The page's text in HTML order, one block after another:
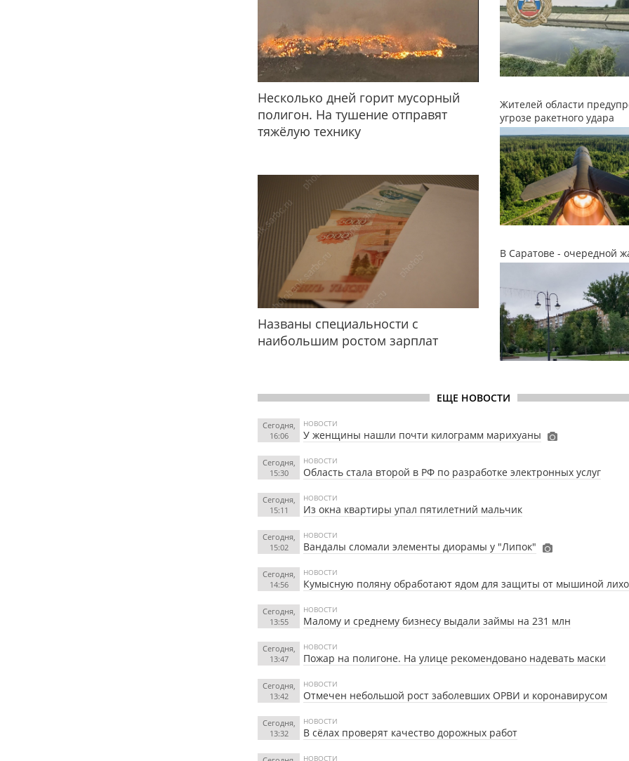
Несколько дней горит мусорный
полигон. На тушение отправят
тяжёлую технику
Названы специальности с
наибольшим ростом зарплат
Жителей области
угрозе ракетного удара
В Саратове - очередной
ЕЩЕ НОВОСТИ
Сегодня,
16:06
НОВОСТИ
У женщины нашли почти килограмм марихуаны
Сегодня,
15:30
НОВОСТИ
Область стала второй в РФ по разработке электронных услуг
Сегодня,
15:11
НОВОСТИ
Из окна квартиры упал пятилетний мальчик
Сегодня,
15:02
НОВОСТИ
Вандалы сломали элементы диорамы у "Липок"
Сегодня,
14:56
НОВОСТИ
Кумысную поляну обработают ядом для защиты от мышиной
Сегодня,
13:55
НОВОСТИ
Малому и среднему бизнесу выдали займы на 231 млн
Сегодня,
13:47
НОВОСТИ
Пожар на полигоне. На улице рекомендовано надевать маски
Сегодня,
13:42
НОВОСТИ
Отмечен небольшой рост заболевших ОРВИ и коронавирусом
Сегодня,
13:32
НОВОСТИ
В сёлах проверят качество дорожных работ
НОВОСТИ